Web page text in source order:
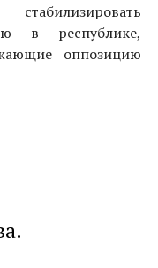
в республике,
оппозицию